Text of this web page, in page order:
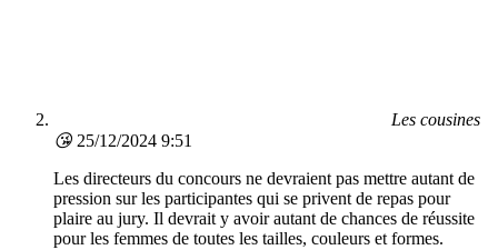
Les cousines
😘 25/12/2024 9:51
Les directeurs du concours ne devraient pas mettre autant de
pression sur les participantes qui se privent de repas pour
plaire au jury. Il devrait y avoir autant de chances de réussite
pour les femmes de toutes les tailles, couleurs et formes.